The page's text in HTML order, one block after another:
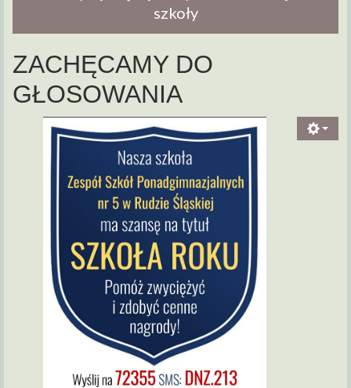
szkoły
ZACHĘCAMY DO
GŁOSOWANIA